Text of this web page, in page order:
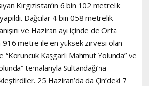
Kırgızistan’ın 6 bin 102 metrelik
Dağcılar 4 bin 058 metrelik
ve Haziran ayı içinde de Orta
916 metre ile en yüksek zirvesi olan
“Koruncuk Kaşgarlı Mahmut Yolunda” ve
temalarıyla Sultandağı’na
25 Haziran’da da Çin’deki 7